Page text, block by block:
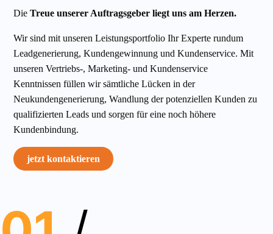
Die Treue unserer Auftragsgeber liegt uns am Herzen.
Wir sind mit unseren Leistungsportfolio Ihr Experte rundum
Leadgenerierung, Kundengewinnung und Kundenservice. Mit
unseren Vertriebs-, Marketing- und Kundenservice
Kenntnissen füllen wir sämtliche Lücken in der
Neukundengenerierung, Wandlung der potenziellen Kunden zu
qualifizierten Leads und sorgen für eine noch höhere
Kundenbindung.
jetzt kontaktieren